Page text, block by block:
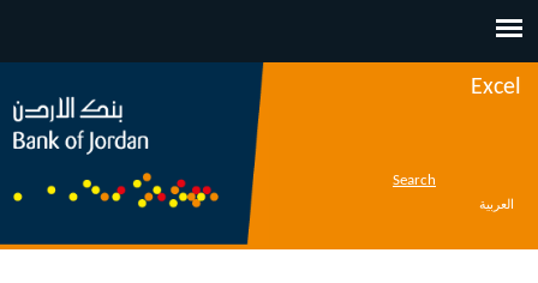
Excel
Search
العربية